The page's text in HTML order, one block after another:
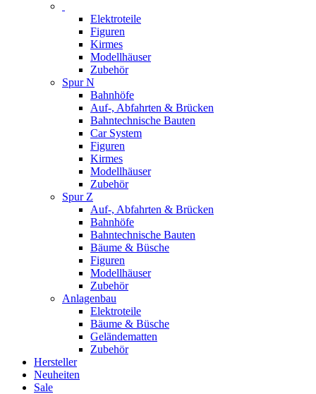
Elektroteile
Figuren
Kirmes
Modellhäuser
Zubehör
Spur N
Bahnhöfe
Auf-, Abfahrten & Brücken
Bahntechnische Bauten
Car System
Figuren
Kirmes
Modellhäuser
Zubehör
Spur Z
Auf-, Abfahrten & Brücken
Bahnhöfe
Bahntechnische Bauten
Bäume & Büsche
Figuren
Modellhäuser
Zubehör
Anlagenbau
Elektroteile
Bäume & Büsche
Geländematten
Zubehör
Hersteller
Neuheiten
Sale